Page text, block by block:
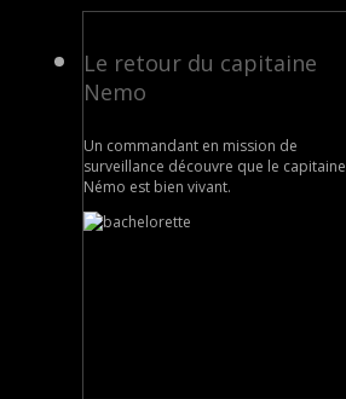
Le retour du capitaine
Nemo
Un commandant en mission de
surveillance découvre que le capitaine
Némo est bien vivant.